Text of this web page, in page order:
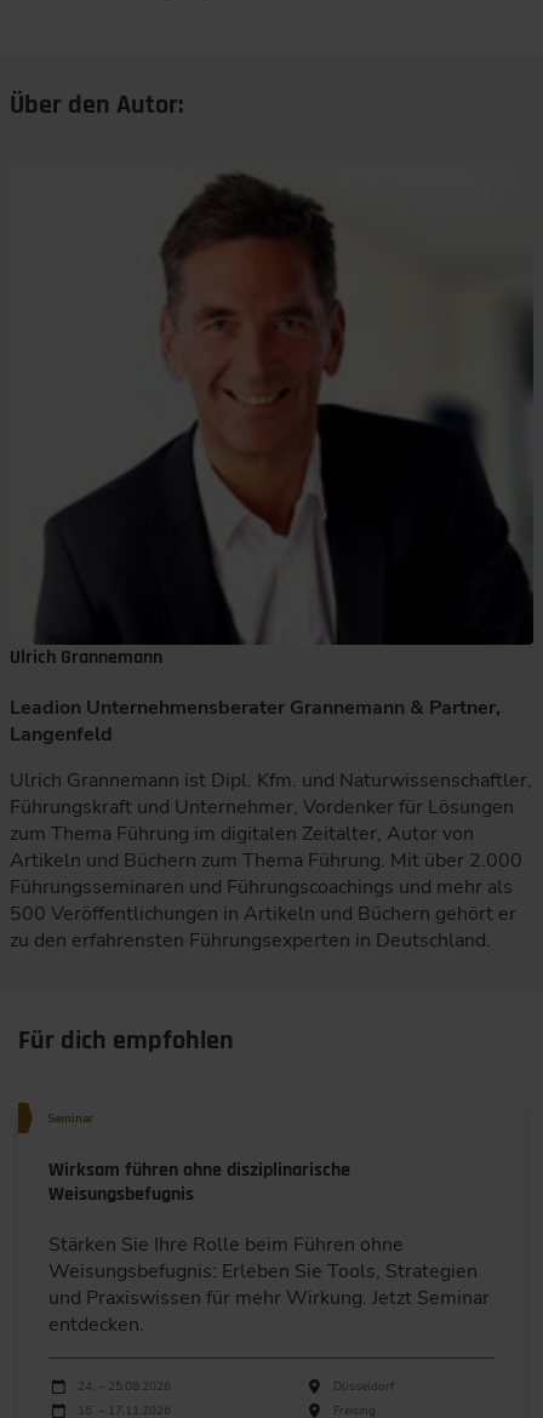
Über den Autor:
Ulrich Grannemann
Leadion Unternehmensberater Grannemann & Partner,
Langenfeld
Ulrich Grannemann ist Dipl. Kfm. und Naturwissenschaftler,
Führungskraft und Unternehmer, Vordenker für Lösungen
zum Thema Führung im digitalen Zeitalter, Autor von
Artikeln und Büchern zum Thema Führung. Mit über 2.000
Führungsseminaren und Führungscoachings und mehr als
500 Veröffentlichungen in Artikeln und Büchern gehört er
zu den erfahrensten Führungsexperten in Deutschland.
Für dich empfohlen
Seminar
Wirksam führen ohne disziplinarische
Weisungsbefugnis
Stärken Sie Ihre Rolle beim Führen ohne
Weisungsbefugnis: Erleben Sie Tools, Strategien
und Praxiswissen für mehr Wirkung. Jetzt Seminar
entdecken.
Durchführungen
Veranstaltungsdatum
24. – 25.08.2026
Düsseldorf
16. – 17.11.2026
Freising